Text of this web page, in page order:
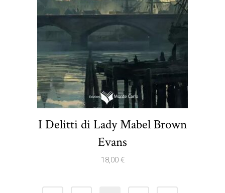
I Delitti di Lady Mabel Brown
Evans
18,00 €